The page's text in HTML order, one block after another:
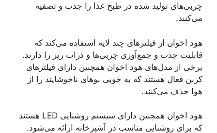
چربی‌های تولید شده در طبخ غذا را جذب و تصفیه
می‌کنند.
هود اخوان از فیلترهای چند لایه استفاده می‌کند که
قابلیت جذب و جمع‌آوری چربی‌ها و ذرات ریز را دارند.
برخی از مدل‌های هود اخوان همچنین دارای فیلترهای
کربن فعال هستند که به خوبی بوهای ناخوشایند را از
هوا حذف می‌کنند.
هود اخوان همچنین دارای سیستم روشنایی LED هستند
که برای روشنایی مناسب در آشپزخانه ارائه می‌شود.